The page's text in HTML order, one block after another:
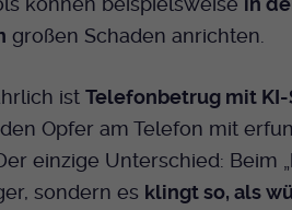
großen Schaden anrichten.
ist Telefonbetrug mit
Opfer am Telefon mit
einzige Unterschied: Beim „
sondern es klingt so, als